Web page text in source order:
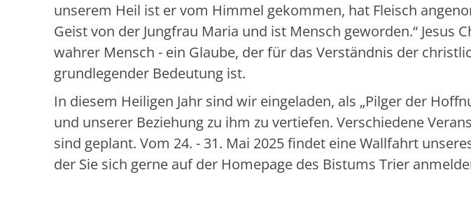
unserem Heil ist er vom Himmel gekommen, hat Fleisch
Geist von der Jungfrau Maria und ist Mensch geworden.“ Jesus
wahrer Mensch - ein Glaube, der für das Verständnis der
grundlegender Bedeutung ist.
In diesem Heiligen Jahr sind wir eingeladen, als „Pilger der
und unserer Beziehung zu ihm zu vertiefen. Verschiedene
sind geplant. Vom 24. - 31. Mai 2025 findet eine Wallfahrt
der Sie sich gerne auf der Homepage des Bistums Trier